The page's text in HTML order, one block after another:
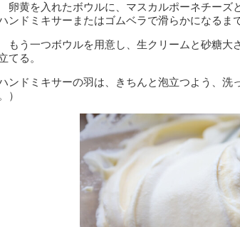
黄を入れたボウルに、マスカルポーネチーズ
ンドミキサーまたはゴムベラで滑らかになるま
う一つボウルを用意し、生クリームと砂糖大
てる。
ハンドミキサーの羽は、きちんと泡立つよう、
）